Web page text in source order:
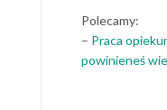
Polecamy:
– Praca
powinieneś